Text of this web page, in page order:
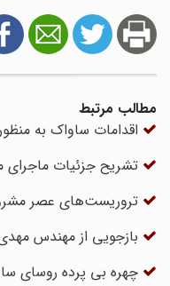
مطالب مرتبط
اقدامات ساواک به منظور
تشریح جزئیات ماجرای مک
تروریست‌های عصر
بازجویی از مهندس مهدى
چهره بی پرده روسای